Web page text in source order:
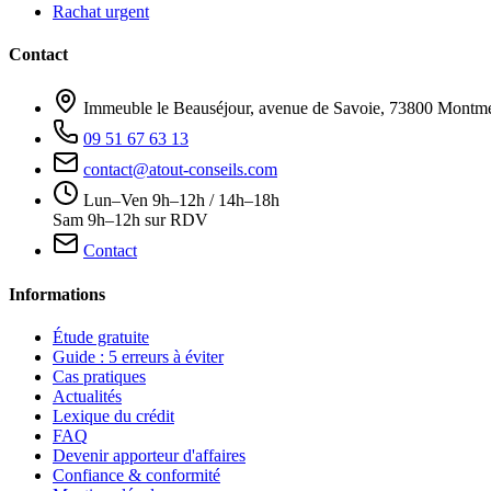
Rachat urgent
Contact
Immeuble le Beauséjour, avenue de Savoie, 73800
09 51 67 63 13
contact@atout-conseils.com
Lun–Ven 9h–12h / 14h–18h
Sam 9h–12h sur RDV
Contact
Informations
Étude gratuite
Guide : 5 erreurs à éviter
Cas pratiques
Actualités
Lexique du crédit
FAQ
Devenir apporteur d'affaires
Confiance & conformité